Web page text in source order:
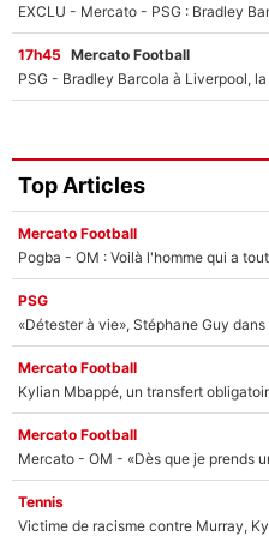
EXCLU - Mercato - PSG : Bradley
17h45 Mercato Football
PSG - Bradley Barcola à Liverpool,
Top Articles
Mercato Football
Pogba - OM : Voilà l'homme qui a
PSG
«Détester à vie», Stéphane Guy
Mercato Football
Kylian Mbappé, un transfert
Mercato Football
Tennis